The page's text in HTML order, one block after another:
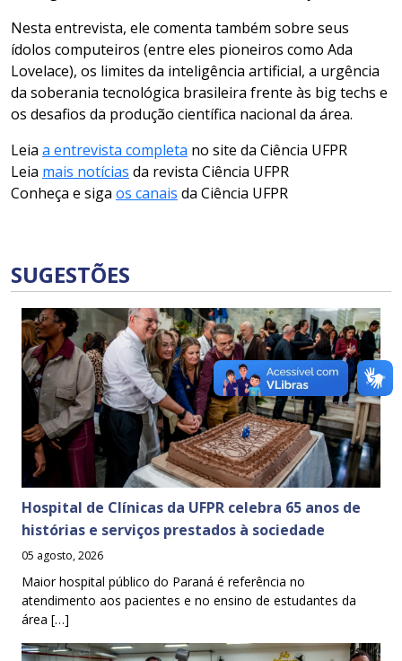
Nesta entrevista, ele comenta também sobre seus
ídolos computeiros (entre eles pioneiros como Ada
Lovelace), os limites da inteligência artificial, a urgência
da soberania tecnológica brasileira frente às big techs e
os desafios da produção científica nacional da área.
Leia a entrevista completa no site da Ciência UFPR
Leia mais notícias da revista Ciência UFPR
Conheça e siga os canais da Ciência UFPR
SUGESTÕES
Hospital de Clínicas da UFPR celebra 65 anos de
histórias e serviços prestados à sociedade
05 agosto, 2026
Maior hospital público do Paraná é referência no
atendimento aos pacientes e no ensino de estudantes da
área […]